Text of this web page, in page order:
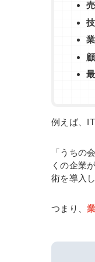
例えば、
「うちの
くの企業
術を導入
つまり、